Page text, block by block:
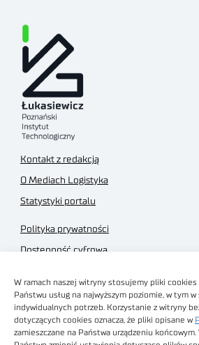
W ramach naszej witryny stosujemy pliki cookies
Państwu usług na najwyższym poziomie, w tym
indywidualnych potrzeb. Korzystanie z witryny
dotyczących cookies oznacza, że pliki opisane w
zamieszczane na Państwa urządzeniu
Kontakt z redakcją
O Mediach Logistyka
Statystyki portalu
Polityka prywatności
Dostępność cyfrowa
Regulamin sklepu